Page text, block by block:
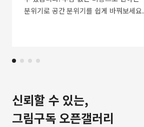
분위기로 공간 분위기를 쉽게 바꿔보세요.
신뢰할 수 있는,
그림구독 오픈갤러리